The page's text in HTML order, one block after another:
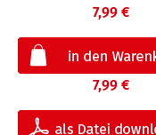
7,99 €
7,99 €